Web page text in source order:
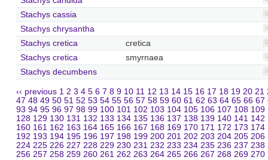
Stachys cassia
Stachys chrysantha
Stachys cretica
cretica
Stachys cretica
smyrnaea
Stachys decumbens
‹‹ previous 1 2 3 4 5 6 7 8 9 10 11 12 13 14 15 16 17 18 19 20 21
47 48 49 50 51 52 53 54 55 56 57 58 59 60 61 62 63 64 65 66 67
93 94 95 96 97 98 99 100 101 102 103 104 105 106 107 108 109
128 129 130 131 132 133 134 135 136 137 138 139 140 141 142
160 161 162 163 164 165 166 167 168 169 170 171 172 173 174
192 193 194 195 196 197 198 199 200 201 202 203 204 205 206
224 225 226 227 228 229 230 231 232 233 234 235 236 237 238
256 257 258 259 260 261 262 263 264 265 266 267 268 269 270